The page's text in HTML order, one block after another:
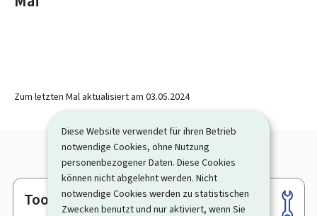
Diese Website verwendet für ihren Betrieb
notwendige Cookies, ohne Nutzung
personenbezogener Daten. Diese Cookies
können nicht abgelehnt werden. Nicht
notwendige Cookies werden zu statistischen
Zwecken benutzt und nur aktiviert, wenn Sie
Zum letzten Mal aktualisiert am 03.05.2024
Footer
Tools